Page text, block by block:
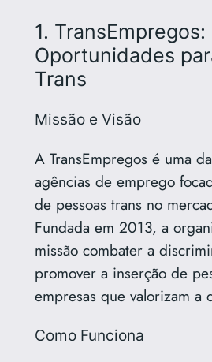
1. TransEmpregos:
Oportunidades
Trans
Missão e Visão
A TransEmpregos é uma
agências de emprego
de pessoas trans no
Fundada em 2013, a
missão combater a
promover a inserção de
empresas que valorizam a
Como Funciona